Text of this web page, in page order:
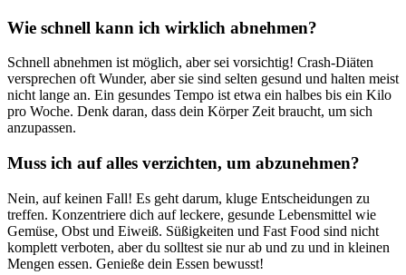
Wie schnell kann ich wirklich abnehmen?
Schnell abnehmen ist möglich, aber sei vorsichtig! Crash-Diäten
versprechen oft Wunder, aber sie sind selten gesund und halten meist
nicht lange an. Ein gesundes Tempo ist etwa ein halbes bis ein Kilo
pro Woche. Denk daran, dass dein Körper Zeit braucht, um sich
anzupassen.
Muss ich auf alles verzichten, um abzunehmen?
Nein, auf keinen Fall! Es geht darum, kluge Entscheidungen zu
treffen. Konzentriere dich auf leckere, gesunde Lebensmittel wie
Gemüse, Obst und Eiweiß. Süßigkeiten und Fast Food sind nicht
komplett verboten, aber du solltest sie nur ab und zu und in kleinen
Mengen essen. Genieße dein Essen bewusst!